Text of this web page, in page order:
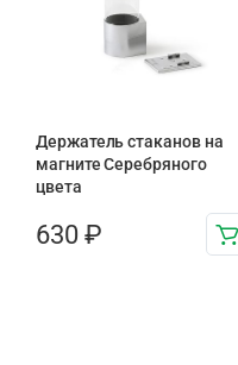
Держатель стаканов на
магните Серебряного
цвета
630 ₽